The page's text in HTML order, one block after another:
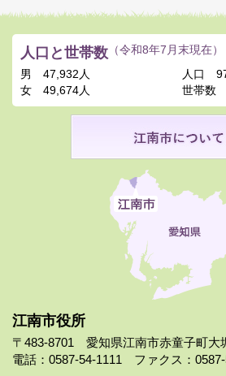
江南市役所
〒483-8701 愛知県江南市赤童子町大
電話：0587-54-1111 ファクス：
人口と世帯数 （令和8年7月末現在）
男
47,932人
女
49,674人
人口
世帯数